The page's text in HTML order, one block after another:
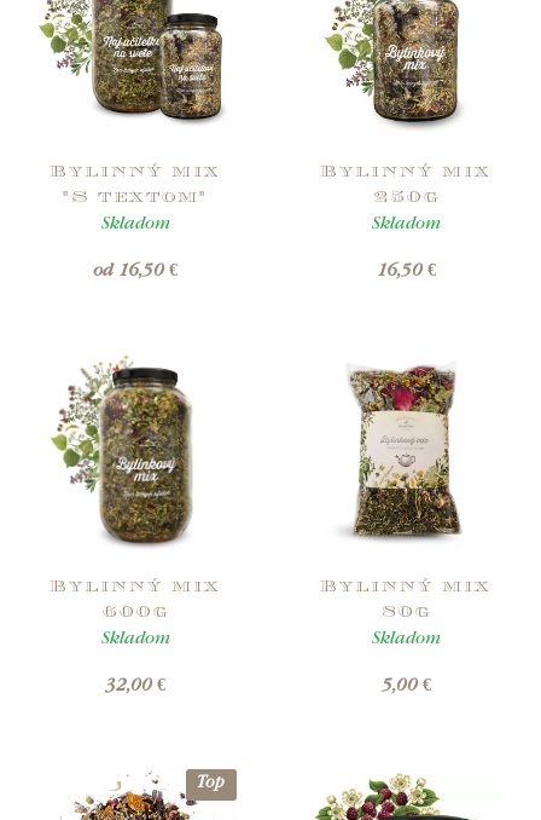
Bylinný mix
"S textom"
Skladom
od 16,50 €
Bylinný mix
250g
Skladom
16,50 €
Bylinný mix
600g
Skladom
32,00 €
Bylinný mix
80g
Skladom
5,00 €
Top